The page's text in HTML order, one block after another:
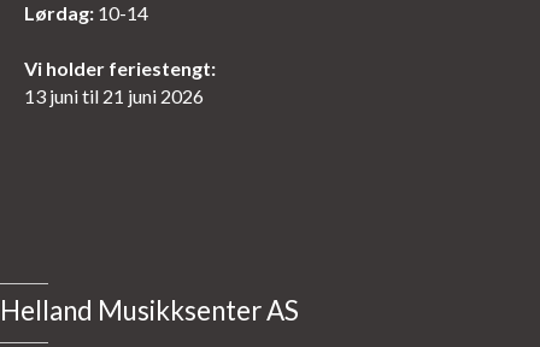
Lørdag: 10-14
Vi holder feriestengt:
13 juni til 21 juni 2026
Helland Musikksenter AS